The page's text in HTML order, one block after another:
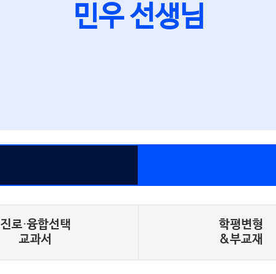
강좌 자세히 보기
민우 선생님
진로·융합선택
교과서
학평변형
&부교재